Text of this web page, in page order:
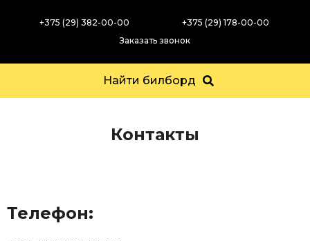
+375 (29) 382-00-00
+375 (29) 178-00-00
Заказать звонок
Найти билборд
Контакты
Телефон: